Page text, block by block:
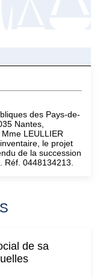
des Pays-de-
Nantes,
LEULLIER
le projet
de la succession
0448134213.
de sa